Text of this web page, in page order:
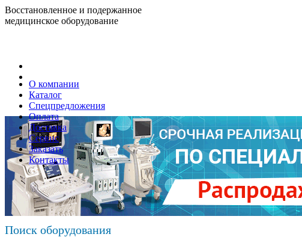
Восстановленное и подержанное
медицинское оборудование
О компании
Каталог
Спецпредложения
Оплата
Доставка
Сервис
Заказать
Контакты
Поиск оборудования